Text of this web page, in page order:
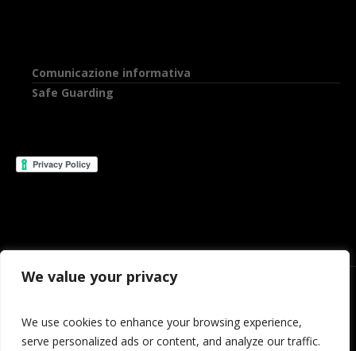
We value your privacy
We use cookies to enhance your browsing experience,
serve personalized ads or content, and analyze our traffic.
Comunicazione informativa
Safe Guarding